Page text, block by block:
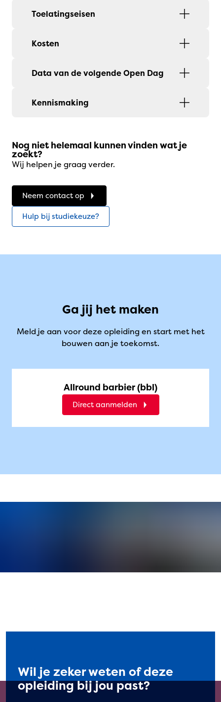
Toelatingseisen
Kosten
Data van de volgende Open Dag
Kennismaking
Nog niet helemaal kunnen vinden wat je
zoekt?
Wij helpen je graag verder.
Neem contact op
Hulp bij studiekeuze?
Ga jij het maken
Meld je aan voor deze opleiding en start met het
bouwen aan je toekomst.
Allround barbier (bbl)
Direct aanmelden
Wil je zeker weten of deze
opleiding bij jou past?